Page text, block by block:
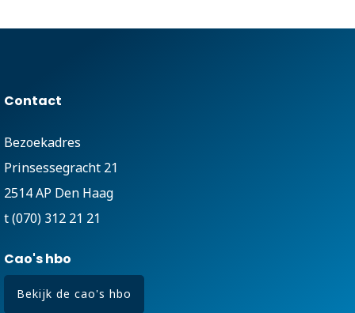
Contact
Bezoekadres
Prinsessegracht 21
2514 AP Den Haag
t (070) 312 21 21
Cao's hbo
Bekijk de cao's hbo